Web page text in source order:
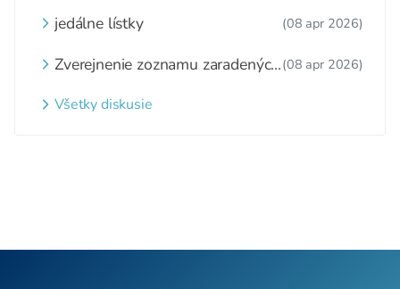
jedálne lístky (08 apr 2026)
Zverejnenie zoznamu zaradených
webovom sídle
(08 apr 2026)
Všetky diskusie